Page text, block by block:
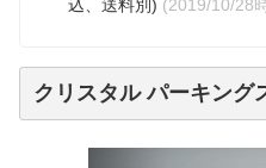
込、送料別) (2019/10/28
クリスタル パーキング